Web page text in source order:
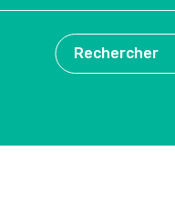
Rechercher